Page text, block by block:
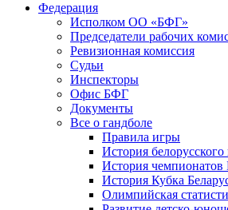
Федерация
Исполком ОО «БФГ»
Председатели рабочих
Ревизионная комиссия
Судьи
Инспекторы
Офис БФГ
Документы
Все о гандболе
Правила игры
История белорусского
История чемпионатов
История Кубка
Олимпийская